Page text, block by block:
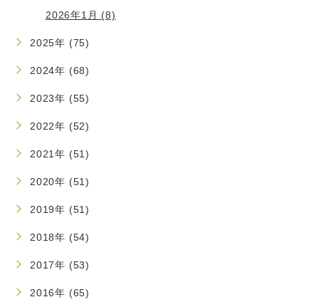
2026年1月 (8)
2025年 (75)
2024年 (68)
2023年 (55)
2022年 (52)
2021年 (51)
2020年 (51)
2019年 (51)
2018年 (54)
2017年 (53)
2016年 (65)